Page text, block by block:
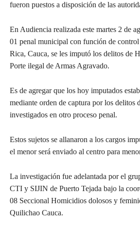
fueron puestos a disposición de las
En Audiencia realizada este martes 2 de
01 penal municipal con función de
Rica, Cauca, se les imputó los delitos de
Porte ilegal de Armas Agravado.
Es de agregar que los hoy imputados
mediante orden de captura por los delitos
investigados en otro proceso penal.
Estos sujetos se allanaron a los cargos
el menor será enviado al centro para
La investigación fue adelantada por el
CTI y SIJIN de Puerto Tejada bajo la
08 Seccional Homicidios dolosos y
Quilichao Cauca.